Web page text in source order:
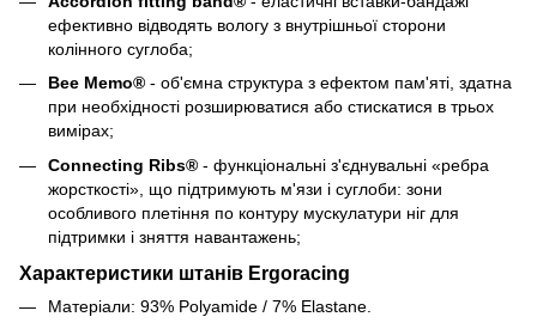
ефективно відводять вологу з внутрішньої сторони
колінного суглоба;
Bee Memo® - об'ємна структура з ефектом пам'яті, здатна
при необхідності розширюватися або стискатися в трьох
вимірах;
Connecting Ribs® - функціональні з'єднувальні «ребра
жорсткості», що підтримують м'язи і суглоби: зони
особливого плетіння по контуру мускулатури ніг для
підтримки і зняття навантажень;
Характеристики штанів Ergoracing
Матеріали: 93% Polyamide / 7% Elastane.